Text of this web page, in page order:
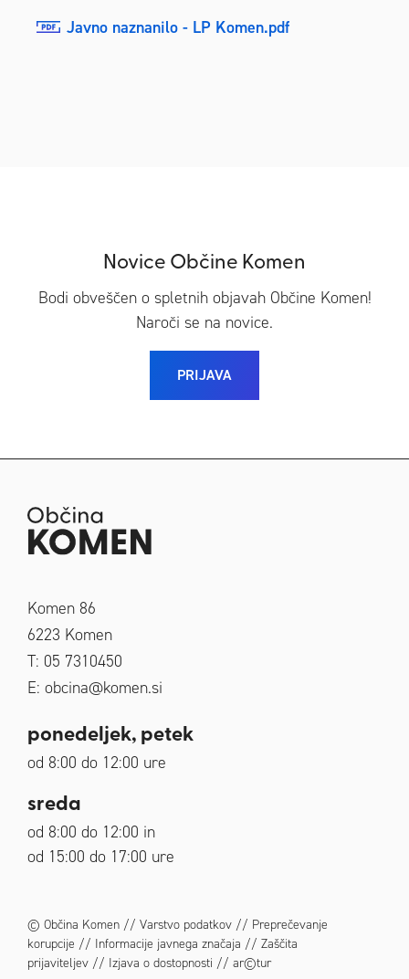
Javno naznanilo - LP Komen.pdf
Novice Občine Komen
Bodi obveščen o spletnih objavah Občine Komen!
Naroči se na novice.
PRIJAVA
Komen 86
6223 Komen
T: 05 7310450
E: obcina@komen.si
ponedeljek, petek
od 8:00 do 12:00 ure
sreda
od 8:00 do 12:00 in
od 15:00 do 17:00 ure
© Občina Komen // Varstvo podatkov // Preprečevanje
korupcije // Informacije javnega značaja // Zaščita
prijaviteljev // Izjava o dostopnosti // ar©tur